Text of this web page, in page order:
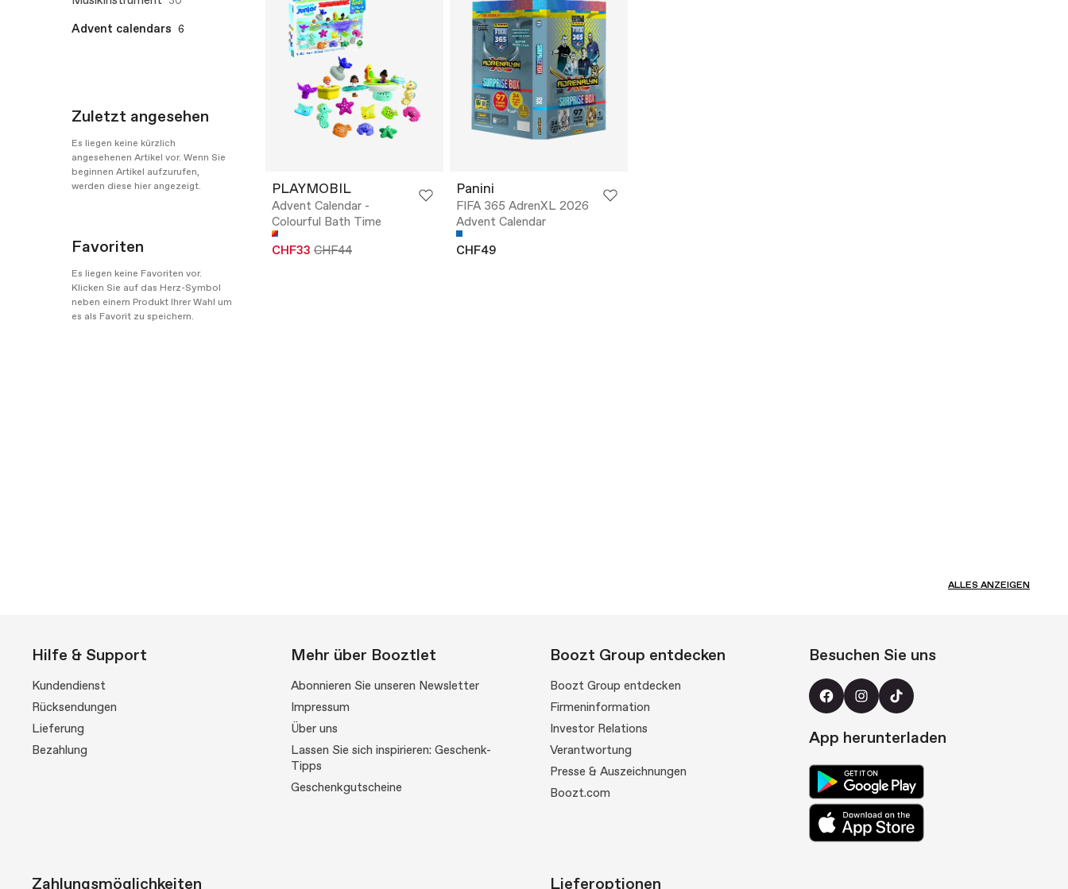
Advent calendars 6
Zuletzt angesehen
Es liegen keine kürzlich
angesehenen Artikel vor. Wenn Sie
beginnen Artikel aufzurufen,
werden diese hier angezeigt.
Favoriten
Es liegen keine Favoriten vor.
Klicken Sie auf das Herz-Symbol
neben einem Produkt Ihrer Wahl um
es als Favorit zu speichern.
PLAYMOBIL
Advent Calendar -
Colourful Bath Time
CHF33 CHF44
Panini
FIFA 365 AdrenXL 2026
Advent Calendar
CHF49
ALLES ANZEIGEN
Hilfe & Support
Kundendienst
Rücksendungen
Lieferung
Bezahlung
Mehr über Booztlet
Abonnieren Sie unseren Newsletter
Impressum
Über uns
Lassen Sie sich inspirieren: Geschenk-
Tipps
Geschenkgutscheine
Boozt Group entdecken
Boozt Group entdecken
Firmeninformation
Investor Relations
Verantwortung
Presse & Auszeichnungen
Boozt.com
Besuchen Sie uns
App herunterladen
Zahlungsmöglichkeiten Lieferoptionen